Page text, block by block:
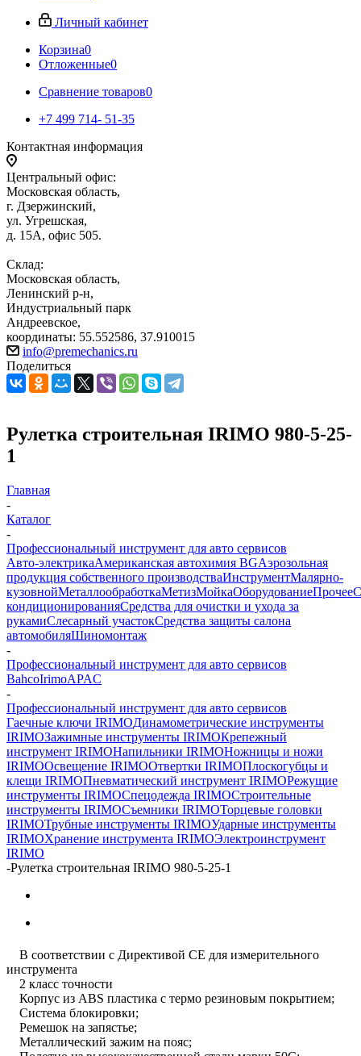
Личный кабинет
Корзина0
Отложенные0
Сравнение товаров0
+7 499 714- 51-35
Контактная информация
Центральный офис:
Московская область,
г. Дзержинский,
ул. Угрешская,
д. 15А, офис 505.
Склад:
Московская область,
Ленинский р-н,
Индустриальный парк
Андреевское,
координаты: 55.552586, 37.910015
info@premechanics.ru
Поделиться
Рулетка строительная IRIMO 980-5-25-
1
Главная
-
Каталог
-
Профессиональный инструмент для авто сервисов
Авто-электрикаАмериканская автохимия BGАэрозольная
продукция собственного производстваИнструментМалярно-
кузовнойМеталлообработкаМетизМойкаОборудованиеПрочее
кондиционированияСредства для очистки и ухода за
рукамиСлесарный участокСредства защиты салона
автомобиляШиномонтаж
-
Профессиональный инструмент для авто сервисов
BahcoIrimoAPAC
-
Профессиональный инструмент для авто сервисов
Гаечные ключи IRIMOДинамометрические инструменты
IRIMOЗажимные инструменты IRIMOКрепежный
инструмент IRIMOНапильники IRIMOНожницы и ножи
IRIMOОсвещение IRIMOОтвертки IRIMOПлоскогубцы и
клещи IRIMOПневматический инструмент IRIMOРежущие
инструменты IRIMOСпецодежда IRIMOСтроительные
инструменты IRIMOСъемники IRIMOТорцевые головки
IRIMOТрубные инструменты IRIMOУдарные инструменты
IRIMOХранение инструмента IRIMOЭлектроинструмент
IRIMO
-Рулетка строительная IRIMO 980-5-25-1
В соответствии с Директивой СЕ для измерительного
инструмента
2 класс точности
Корпус из ABS пластика с термо резиновым покрытием;
Система блокировки;
Ремешок на запястье;
Металлический зажим на пояс;